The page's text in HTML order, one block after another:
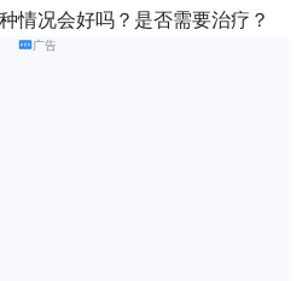
情况会好吗？是否需要治疗？
广告